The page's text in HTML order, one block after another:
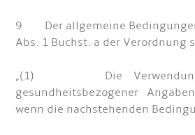
9 Der allgemeine
Abs. 1 Buchst. a der Verordnung
„(1) Die Verwendung
gesundheitsbezogener
wenn die nachstehenden